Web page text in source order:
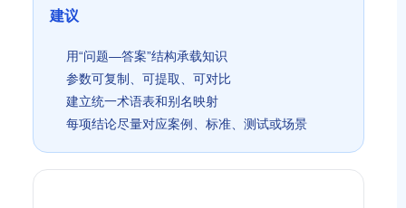
建议
用“问题—答案”结构承载知识
参数可复制、可提取、可对比
建立统一术语表和别名映射
每项结论尽量对应案例、标准、测试或场景